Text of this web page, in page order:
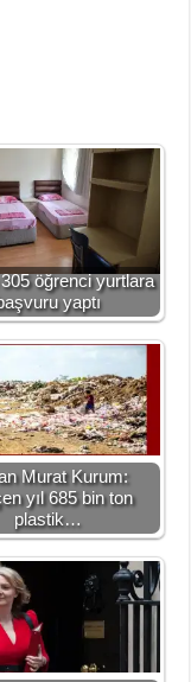
öğrenci yurtlara
yaptı
Murat Kurum:
yıl 685 bin ton
plastik…